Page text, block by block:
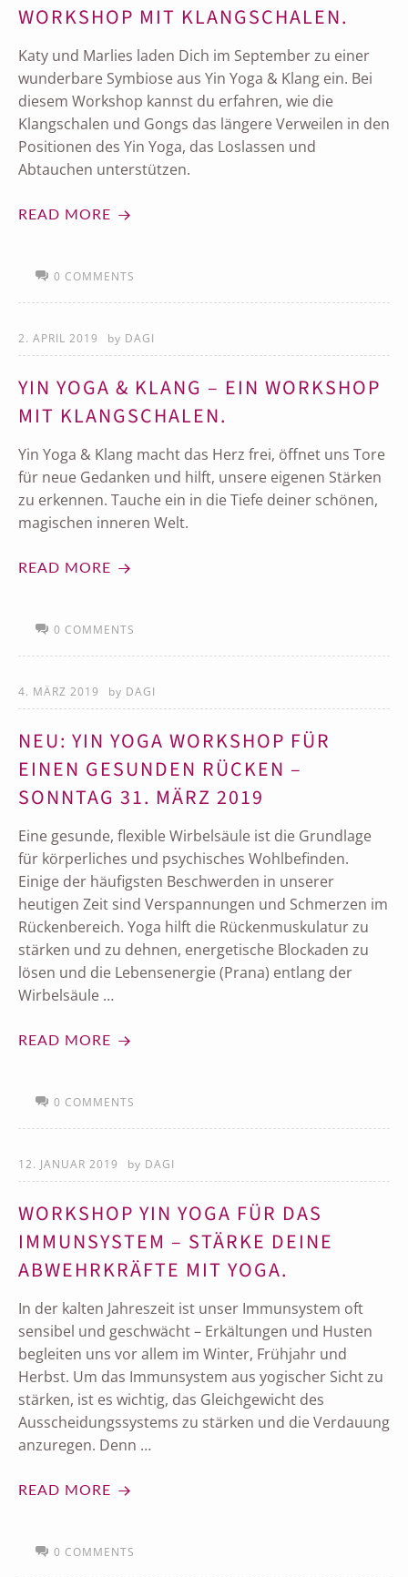
WORKSHOP MIT KLANGSCHALEN.
Katy und Marlies laden Dich im September zu einer
wunderbare Symbiose aus Yin Yoga & Klang ein. Bei
diesem Workshop kannst du erfahren, wie die
Klangschalen und Gongs das längere Verweilen in den
Positionen des Yin Yoga, das Loslassen und
Abtauchen unterstützen.
READ MORE
0 COMMENTS
2. APRIL 2019 by DAGI
YIN YOGA & KLANG – EIN WORKSHOP
MIT KLANGSCHALEN.
Yin Yoga & Klang macht das Herz frei, öffnet uns Tore
für neue Gedanken und hilft, unsere eigenen Stärken
zu erkennen. Tauche ein in die Tiefe deiner schönen,
magischen inneren Welt.
READ MORE
0 COMMENTS
4. MÄRZ 2019 by DAGI
NEU: YIN YOGA WORKSHOP FÜR
EINEN GESUNDEN RÜCKEN –
SONNTAG 31. MÄRZ 2019
Eine gesunde, flexible Wirbelsäule ist die Grundlage
für körperliches und psychisches Wohlbefinden.
Einige der häufigsten Beschwerden in unserer
heutigen Zeit sind Verspannungen und Schmerzen im
Rückenbereich. Yoga hilft die Rückenmuskulatur zu
stärken und zu dehnen, energetische Blockaden zu
lösen und die Lebensenergie (Prana) entlang der
Wirbelsäule …
READ MORE
0 COMMENTS
12. JANUAR 2019 by DAGI
WORKSHOP YIN YOGA FÜR DAS
IMMUNSYSTEM – STÄRKE DEINE
ABWEHRKRÄFTE MIT YOGA.
In der kalten Jahreszeit ist unser Immunsystem oft
sensibel und geschwächt – Erkältungen und Husten
begleiten uns vor allem im Winter, Frühjahr und
Herbst. Um das Immunsystem aus yogischer Sicht zu
stärken, ist es wichtig, das Gleichgewicht des
Ausscheidungssystems zu stärken und die Verdauung
anzuregen. Denn …
READ MORE
0 COMMENTS